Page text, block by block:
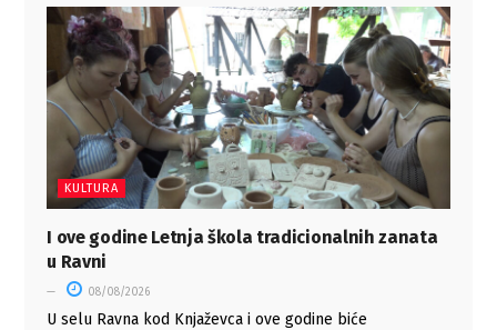
KULTURA
I ove godine Letnja škola tradicionalnih zanata
u Ravni
08/08/2026
U selu Ravna kod Knjaževca i ove godine biće